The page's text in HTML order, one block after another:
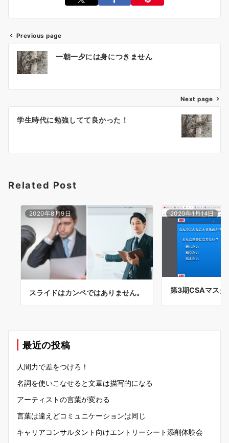
ビ
ン
Previous page
一朝一夕には身につきません
Next page
学生時代に勉強してて良かった！
Related Post
2020年8月9日
スライドはカンペではありません。
2020年1月14日
第3期CSAマスタ
最近の投稿
人間力で差をつけろ！
名詞を使いこなせると文章は描写的になる
アーティストの言葉が変わる
言葉は違えどコミュニケーションは同じ
キャリアコンサルタント向けエントリーシート添削体験会